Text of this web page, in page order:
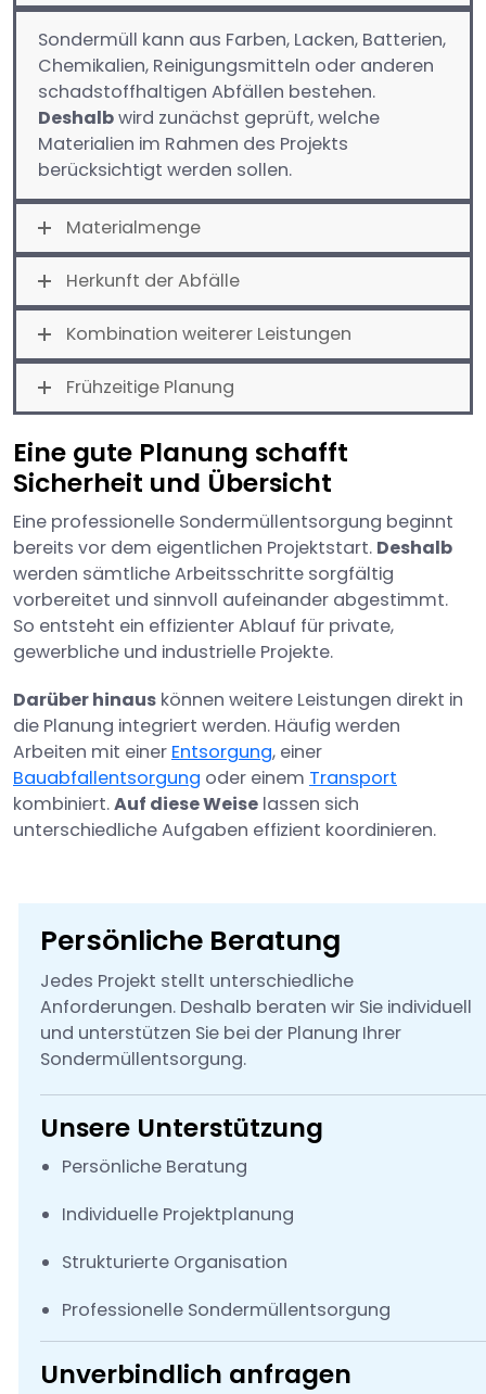
Sondermüll kann aus Farben, Lacken, Batterien,
Chemikalien, Reinigungsmitteln oder anderen
schadstoffhaltigen Abfällen bestehen.
Deshalbwird zunächst geprüft, welche
Materialien im Rahmen des Projekts
berücksichtigt werden sollen.
Materialmenge
Herkunft der Abfälle
Kombination weiterer Leistungen
Frühzeitige Planung
Eine gute Planung schafft
Sicherheit und Übersicht
Eine professionelle Sondermüllentsorgung beginnt
bereits vor dem eigentlichen Projektstart. Deshalb
werden sämtliche Arbeitsschritte sorgfältig
vorbereitet und sinnvoll aufeinander abgestimmt.
So entsteht ein effizienter Ablauf für private,
gewerbliche und industrielle Projekte.
Darüber hinaus können weitere Leistungen direkt in
die Planung integriert werden. Häufig werden
Arbeiten mit einer Entsorgung, einer
Bauabfallentsorgung oder einem Transport
kombiniert.Auf diese Weise lassen sich
unterschiedliche Aufgaben effizient koordinieren.
Persönliche Beratung
Jedes Projekt stellt unterschiedliche
Anforderungen. Deshalb beraten wir Sie individuell
und unterstützen Sie bei der Planung Ihrer
Sondermüllentsorgung.
Unsere Unterstützung
Persönliche Beratung
Individuelle Projektplanung
Strukturierte Organisation
Professionelle Sondermüllentsorgung
Unverbindlich anfragen